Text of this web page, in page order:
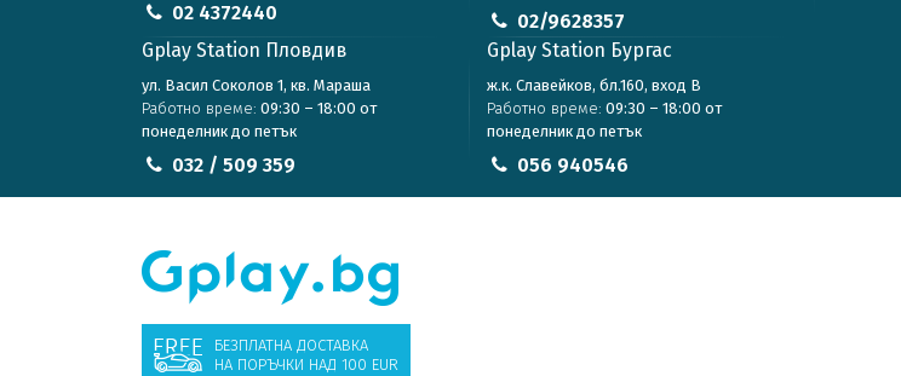
02 4372440
02/9628357
Gplay Station Пловдив
ул. Васил Соколов 1, кв. Мараша
Работно време: 09:30 – 18:00 от
понеделник до петък
032 / 509 359
Gplay Station Бургас
ж.к. Славейков, бл.160, вход В
Работно време: 09:30 – 18:00 от
понеделник до петък
056 940546
БЕЗПЛАТНА ДОСТАВКА
НА ПОРЪЧКИ НАД 100 EUR